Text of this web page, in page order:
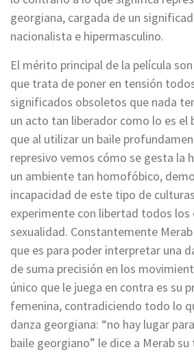
georgiana, cargada de un
nacionalista e hipermasculino.
El mérito principal de la película
que trata de poner en tensión
significados obsoletos que nada
un acto tan liberador como lo es el
que al utilizar un baile
represivo vemos cómo se gesta la
un ambiente tan homofóbico,
incapacidad de este tipo de
experimente con libertad todos los
sexualidad. Constantemente
que es para poder interpretar una
de suma precisión en los
único que le juega en contra es su
femenina, contradiciendo todo lo
danza georgiana: “no hay lugar
baile georgiano” le dice a Merab